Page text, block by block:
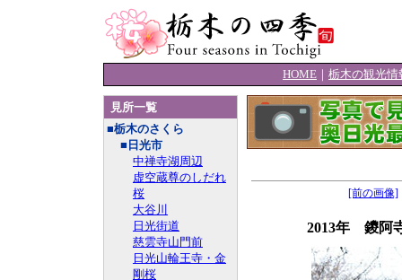
HOME ｜ 栃木の観光情
見所一覧
■栃木のさくら
■日光市
中禅寺湖周辺
虚空蔵尊のしだれ
桜
大谷川
日光街道
慈雲寺山門前
日光山輪王寺・金
剛桜
[前の画像]
2013年 鑁阿